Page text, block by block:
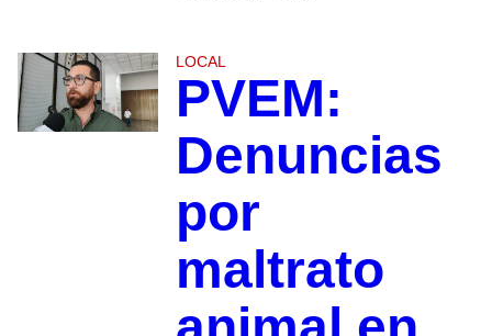
LOCAL
PVEM:
Denuncias
por
maltrato